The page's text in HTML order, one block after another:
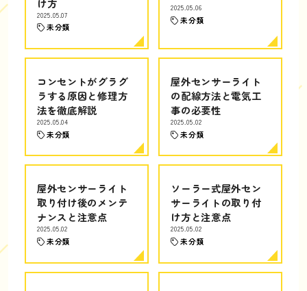
2025.05.07
未分類
2025.05.06
未分類
コンセントがグラグ
ラする原因と修理方
法を徹底解説
2025.05.04
未分類
屋外センサーライト
の配線方法と電気工
事の必要性
2025.05.02
未分類
屋外センサーライト
取り付け後のメンテ
ナンスと注意点
2025.05.02
未分類
ソーラー式屋外セン
サーライトの取り付
け方と注意点
2025.05.02
未分類